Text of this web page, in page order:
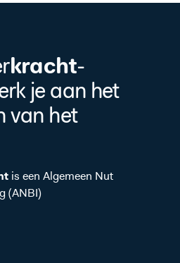
kracht-
je aan het
van het
is een Algemeen Nut
(ANBI)